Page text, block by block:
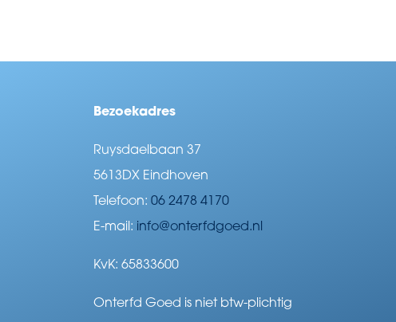
Bezoekadres
Ruysdaelbaan 37
5613DX Eindhoven
Telefoon: 06 2478 4170
E-mail: info@onterfdgoed.nl
KvK: 65833600
Onterfd Goed is niet btw-plichtig